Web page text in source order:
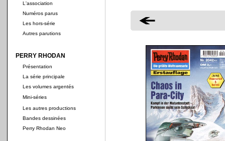
L'association
Numéros parus
Les hors-série
Autres parutions
PERRY RHODAN
Présentation
La série principale
Les volumes argentés
Mini-séries
Les autres productions
Bandes dessinées
Perry Rhodan Neo